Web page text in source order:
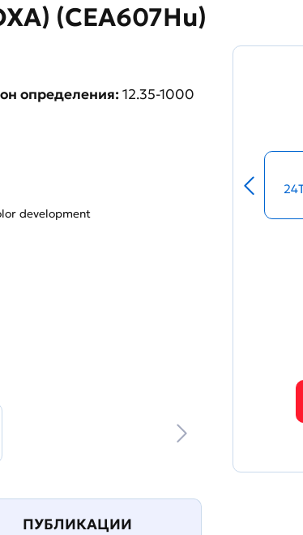
(CEA607Hu)
определения:12.35-1000
development
ПУБЛИКАЦИИ